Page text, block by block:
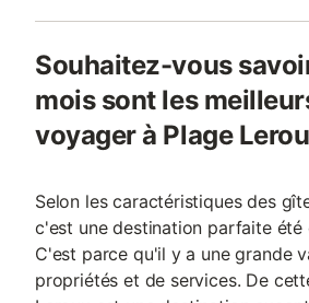
Souhaitez-vous
mois sont les
voyager à Plage
Selon les caractéristiques des
c'est une destination parfaite été
C'est parce qu'il y a une grande
propriétés et de services. De